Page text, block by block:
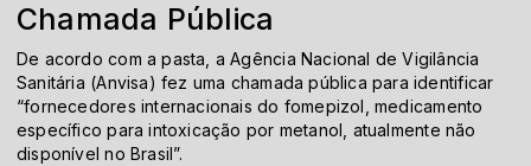
Chamada Pública
De acordo com a pasta, a Agência Nacional de Vigilância
Sanitária (Anvisa) fez uma chamada pública para identificar
“fornecedores internacionais do fomepizol, medicamento
específico para intoxicação por metanol, atualmente não
disponível no Brasil”.